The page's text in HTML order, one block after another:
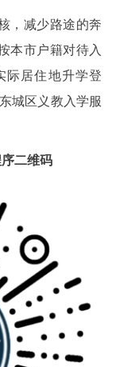
减少路途的奔
本市户籍对待入
际居住地升学登
城区义教入学服
二维码